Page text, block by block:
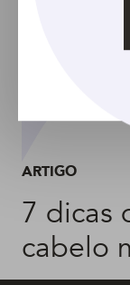
ARTIGO
7 dicas
cabelo